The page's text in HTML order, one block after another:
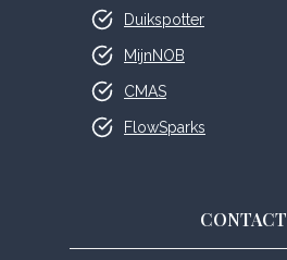
Duikspotter
MijnNOB
CMAS
FlowSparks
CONTACT